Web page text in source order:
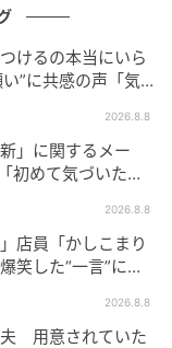
けるの本当にいら
”に共感の声「気
2026.8.8
」に関するメー
初めて気づいた」
2026.8.8
店員「かしこまり
笑した“一言”に
2026.8.8
用意されていた